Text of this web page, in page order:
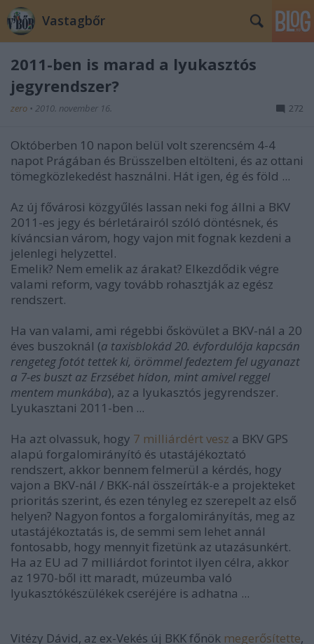
Vastagbőr
2011-ben is marad a lyukasztós
jegyrendszer?
zero • 2010. november 16. 272
Októberben 10 napon belül volt szerencsém 4-4
napot Prágában és Brüsszelben eltölteni, és az ottani
tömegközlekedést használni. Hát igen, ég és föld ...
Az új fővárosi közgyűlés lassan neki fog állni a BKV
2011-es jegy és bérletárairól szóló döntésnek, és
kíváncsian várom, hogy vajon mit fognak kezdeni a
jelenlegi helyzettel.
Emelik? Nem emelik az árakat? Elkezdődik végre
valami reform, vagy tovább rohasztják az egész
rendszert.
Ha van valami, ami régebbi őskövület a BKV-nál a 20
éves buszoknál (a taxisblokád 20. évfordulója kapcsán
rengeteg fotót tettek ki, örömmel fedeztem fel ugyanazt
a 7-es buszt az Erzsébet hídon, mint amivel reggel
mentem munkába), az a lyukasztós jegyrendszer.
Lyukasztani 2011-ben ...
Ha azt olvassuk, hogy 7 milliárdért vesz a BKV GPS
alapú forgalomirányító és utastájékoztató
rendszert, akkor bennem felmerül a kérdés, hogy
vajon a BKV-nál / BKK-nál összeírták-e a projekteket
prioritás szerint, és ezen tényleg ez szerepelt az első
helyen? Nagyon fontos a forgalomirányítás, meg az
utastájékoztatás is, de semmi sem lehet annál
fontosabb, hogy mennyit fizetünk az utazásunkért.
Ha az EU ad 7 milliárdot forintot ilyen célra, akkor
az 1970-ből itt maradt, múzeumba való
lyukasztókészülékek cseréjére is adhatna ...
Vitézy Dávid, az ex-Vekés új BKK főnök megerősítette,